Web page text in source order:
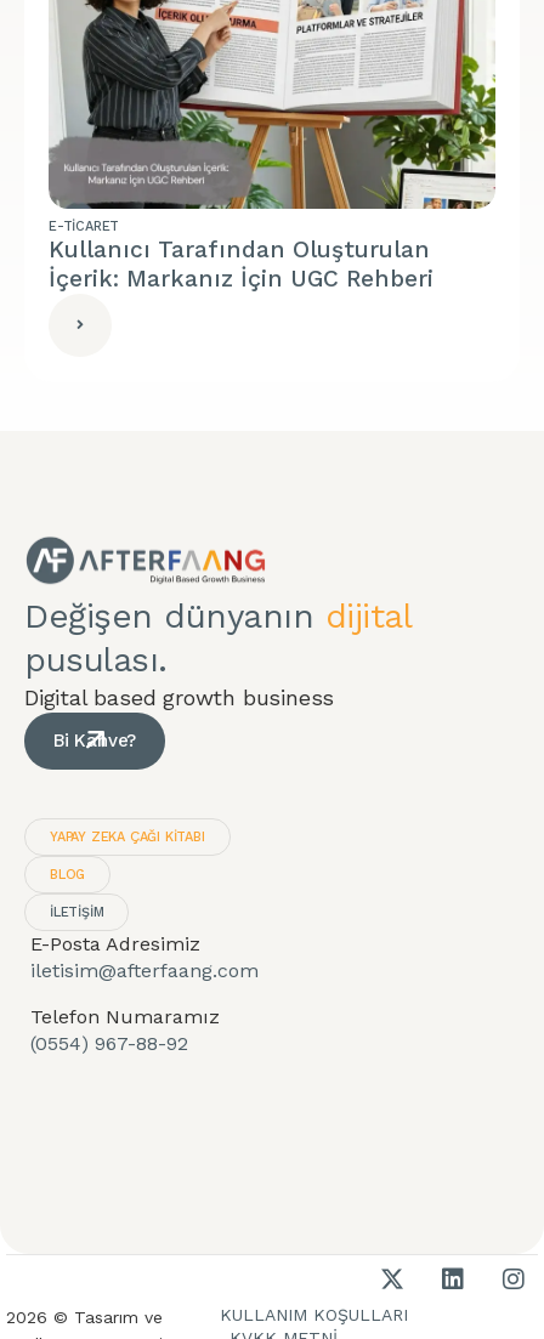
E-TICARET
Kullanıcı Tarafından Oluşturulan
İçerik: Markanız İçin UGC Rehberi
Değişen dünyanın dijital
pusulası.
Digital based growth business
Bi Kahve?
YAPAY ZEKA ÇAĞI KITABI
BLOG
İLETİŞİM
E-Posta Adresimiz
iletisim@afterfaang.com
Telefon Numaramız
(0554) 967-88-92
2026 © Tasarım ve
KULLANIM KOŞULLARI